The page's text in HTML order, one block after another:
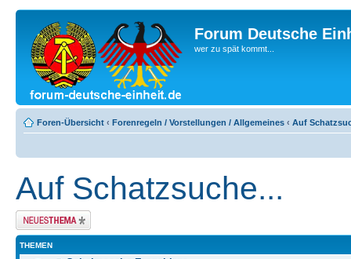
Forum Deutsche
wer zu spät kommt...
Foren-Übersicht ‹ Forenregeln / Vorstellungen / Allgemeines ‹ Auf
Auf Schatzsuche...
Neues Thema
erstellen
THEMEN